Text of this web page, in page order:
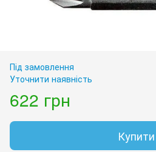
Під замовлення
Уточнити наявність
622 грн
Купити